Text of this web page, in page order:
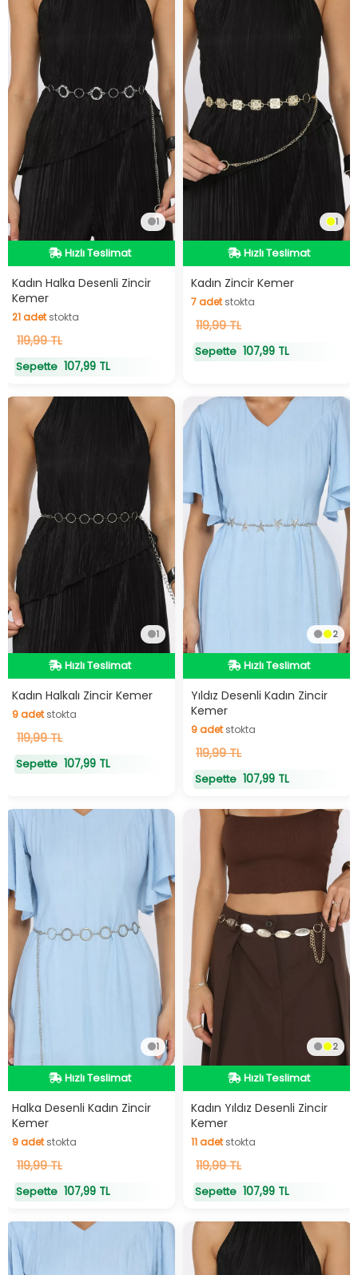
1
Hızlı Teslimat
Hızlı Teslimat
Kadın Halka Desenli Zincir
Kemer
21adetstokta
21adetstokta
119,99 TL
Sepette 107,99 TL
1
Hızlı Teslimat
Hızlı Teslimat
Kadın Zincir Kemer
7adet stokta
7adetstokta
119,99 TL
Sepette 107,99 TL
1
Hızlı Teslimat
Hızlı Teslimat
Kadın Halkalı Zincir Kemer
9adet stokta
9adetstokta
119,99 TL
Sepette 107,99 TL
2
Hızlı Teslimat
Hızlı Teslimat
Yıldız Desenli Kadın Zincir
Kemer
9adetstokta
9adetstokta
119,99 TL
Sepette 107,99 TL
1
Hızlı Teslimat
Hızlı Teslimat
Halka Desenli Kadın Zincir
Kemer
9adetstokta
9adetstokta
119,99 TL
Sepette 107,99 TL
2
Hızlı Teslimat
Hızlı Teslimat
Kadın Yıldız Desenli Zincir
Kemer
11adetstokta
11adetstokta
119,99 TL
Sepette 107,99 TL